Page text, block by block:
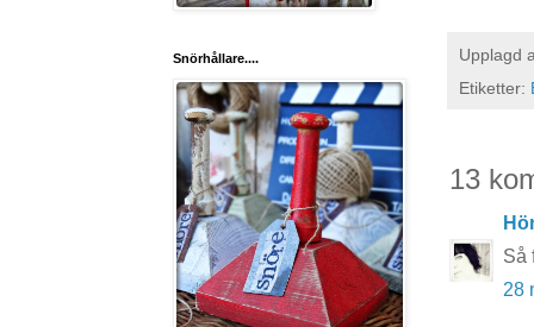
Upplagd
Etiketter:
13
Så
28
Snörhållare....